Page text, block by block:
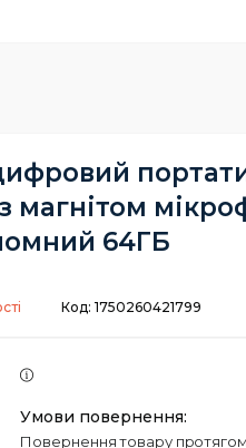
магнітом
64ГБ
Код: 1750260421799
повернення товару протягом